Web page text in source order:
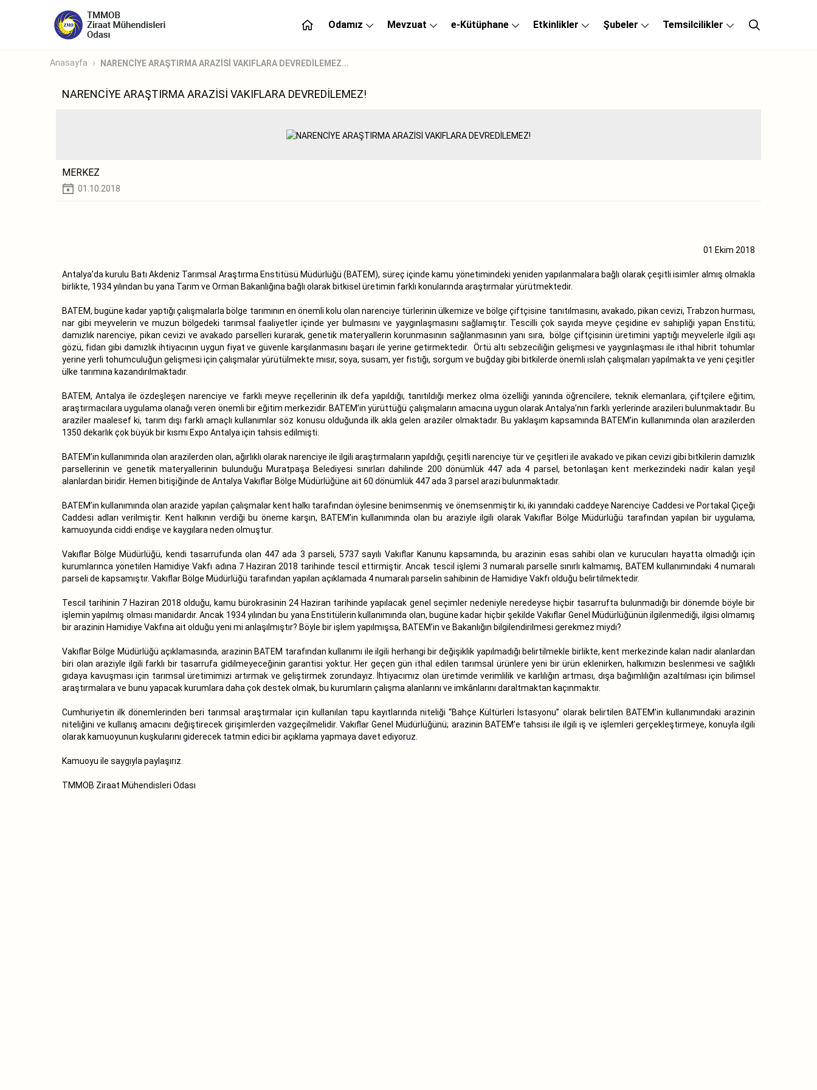
Odamız Mevzuat e-Kütüphane Etkinlikler Şubeler Temsilcilikler
Anasayfa NARENCİYE ARAŞTIRMA ARAZİSİ VAKIFLARA DEVREDİLEMEZ...
NARENCİYE ARAŞTIRMA ARAZİSİ VAKIFLARA DEVREDİLEMEZ!
MERKEZ
01.10.2018
01 Ekim 2018
Antalya’da kurulu Batı Akdeniz Tarımsal Araştırma Enstitüsü Müdürlüğü (BATEM), süreç içinde kamu yönetimindeki yeniden yapılanmalara bağlı olarak çeşitli isimler almış olmakla
birlikte, 1934 yılından bu yana Tarım ve Orman Bakanlığına bağlı olarak bitkisel üretimin farklı konularında araştırmalar yürütmektedir.
BATEM, bugüne kadar yaptığı çalışmalarla bölge tarımının en önemli kolu olan narenciye türlerinin ülkemize ve bölge çiftçisine tanıtılmasını, avakado, pikan cevizi, Trabzon hurması,
nar gibi meyvelerin ve muzun bölgedeki tarımsal faaliyetler içinde yer bulmasını ve yaygınlaşmasını sağlamıştır. Tescilli çok sayıda meyve çeşidine ev sahipliği yapan Enstitü;
damızlık narenciye, pikan cevizi ve avakado parselleri kurarak, genetik materyallerin korunmasının sağlanmasının yanı sıra, bölge çiftçisinin üretimini yaptığı meyvelerle ilgili aşı
gözü, fidan gibi damızlık ihtiyacının uygun fiyat ve güvenle karşılanmasını başarı ile yerine getirmektedir. Örtü altı sebzeciliğin gelişmesi ve yaygınlaşması ile ithal hibrit tohumlar
yerine yerli tohumculuğun gelişmesi için çalışmalar yürütülmekte mısır, soya, susam, yer fıstığı, sorgum ve buğday gibi bitkilerde önemli ıslah çalışmaları yapılmakta ve yeni çeşitler
ülke tarımına kazandırılmaktadır.
BATEM, Antalya ile özdeşleşen narenciye ve farklı meyve reçellerinin ilk defa yapıldığı, tanıtıldığı merkez olma özelliği yanında öğrencilere, teknik elemanlara, çiftçilere eğitim,
araştırmacılara uygulama olanağı veren önemli bir eğitim merkezidir. BATEM’in yürüttüğü çalışmaların amacına uygun olarak Antalya’nın farklı yerlerinde arazileri bulunmaktadır. Bu
araziler maalesef ki, tarım dışı farklı amaçlı kullanımlar söz konusu olduğunda ilk akla gelen araziler olmaktadır. Bu yaklaşım kapsamında BATEM’in kullanımında olan arazilerden
1350 dekarlık çok büyük bir kısmı Expo Antalya için tahsis edilmişti.
BATEM’in kullanımında olan arazilerden olan, ağırlıklı olarak narenciye ile ilgili araştırmaların yapıldığı, çeşitli narenciye tür ve çeşitleri ile avakado ve pikan cevizi gibi bitkilerin damızlık
parsellerinin ve genetik materyallerinin bulunduğu Muratpaşa Belediyesi sınırları dahilinde 200 dönümlük 447 ada 4 parsel, betonlaşan kent merkezindeki nadir kalan yeşil
alanlardan biridir. Hemen bitişiğinde de Antalya Vakıflar Bölge Müdürlüğüne ait 60 dönümlük 447 ada 3 parsel arazi bulunmaktadır.
BATEM’in kullanımında olan arazide yapılan çalışmalar kent halkı tarafından öylesine benimsenmiş ve önemsenmiştir ki, iki yanındaki caddeye Narenciye Caddesi ve Portakal Çiçeği
Caddesi adları verilmiştir. Kent halkının verdiği bu öneme karşın, BATEM’in kullanımında olan bu araziyle ilgili olarak Vakıflar Bölge Müdürlüğü tarafından yapılan bir uygulama,
kamuoyunda ciddi endişe ve kaygılara neden olmuştur.
Vakıflar Bölge Müdürlüğü, kendi tasarrufunda olan 447 ada 3 parseli, 5737 sayılı Vakıflar Kanunu kapsamında, bu arazinin esas sahibi olan ve kurucuları hayatta olmadığı için
kurumlarınca yönetilen Hamidiye Vakfı adına 7 Haziran 2018 tarihinde tescil ettirmiştir. Ancak tescil işlemi 3 numaralı parselle sınırlı kalmamış, BATEM kullanımındaki 4 numaralı
parseli de kapsamıştır. Vakıflar Bölge Müdürlüğü tarafından yapılan açıklamada 4 numaralı parselin sahibinin de Hamidiye Vakfı olduğu belirtilmektedir.
Tescil tarihinin 7 Haziran 2018 olduğu, kamu bürokrasinin 24 Haziran tarihinde yapılacak genel seçimler nedeniyle neredeyse hiçbir tasarrufta bulunmadığı bir dönemde böyle bir
işlemin yapılmış olması manidardır. Ancak 1934 yılından bu yana Enstitülerin kullanımında olan, bugüne kadar hiçbir şekilde Vakıflar Genel Müdürlüğünün ilgilenmediği, ilgisi olmamış
bir arazinin Hamidiye Vakfına ait olduğu yeni mi anlaşılmıştır? Böyle bir işlem yapılmışsa, BATEM’in ve Bakanlığın bilgilendirilmesi gerekmez miydi?
Vakıflar Bölge Müdürlüğü açıklamasında, arazinin BATEM tarafından kullanımı ile ilgili herhangi bir değişiklik yapılmadığı belirtilmekle birlikte, kent merkezinde kalan nadir alanlardan
biri olan araziyle ilgili farklı bir tasarrufa gidilmeyeceğinin garantisi yoktur. Her geçen gün ithal edilen tarımsal ürünlere yeni bir ürün eklenirken, halkımızın beslenmesi ve sağlıklı
gıdaya kavuşması için tarımsal üretimimizi artırmak ve geliştirmek zorundayız. İhtiyacımız olan üretimde verimlilik ve karlılığın artması, dışa bağımlılığın azaltılması için bilimsel
araştırmalara ve bunu yapacak kurumlara daha çok destek olmak, bu kurumların çalışma alanlarını ve imkânlarını daraltmaktan kaçınmaktır.
Cumhuriyetin ilk dönemlerinden beri tarımsal araştırmalar için kullanılan tapu kayıtlarında niteliği “Bahçe Kültürleri İstasyonu” olarak belirtilen BATEM’in kullanımındaki arazinin
niteliğini ve kullanış amacını değiştirecek girişimlerden vazgeçilmelidir. Vakıflar Genel Müdürlüğünü; arazinin BATEM’e tahsisi ile ilgili iş ve işlemleri gerçekleştirmeye, konuyla ilgili
olarak kamuoyunun kuşkularını giderecek tatmin edici bir açıklama yapmaya davet ediyoruz.
Kamuoyu ile saygıyla paylaşırız.
TMMOB Ziraat Mühendisleri Odası